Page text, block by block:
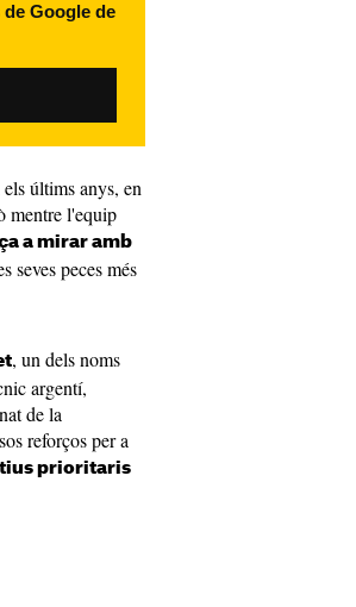
Google de
últims anys, en
mentre l'equip
a mirar amb
seves peces més
, un dels noms
argentí,
de la
reforços per a
prioritaris